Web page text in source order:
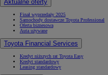
Aktualne oferty
Finał wyprzedaży 2025
Samochody dostawcze Toyota Professional
Oferta biznesowa
Auta używane
Toyota Financial Services
Kredyt niższych rat Toyota Easy
Kredyt standardowy
Leasing standardowy